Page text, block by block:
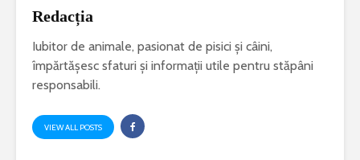
Redacția
Iubitor de animale, pasionat de pisici și câini,
împărtășesc sfaturi și informații utile pentru stăpâni
responsabili.
VIEW ALL POSTS